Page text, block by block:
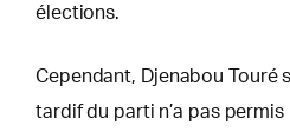
élections.
Cependant, Djenabou Touré
tardif du parti n’a pas